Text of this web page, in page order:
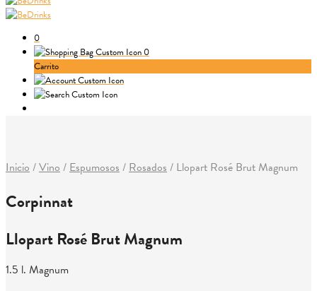
0
0
Carrito
Inicio /Vino / Espumosos / Rosados / Llopart Rosé Brut Magnum
Corpinnat
Llopart Rosé Brut Magnum
1.5 l. Magnum